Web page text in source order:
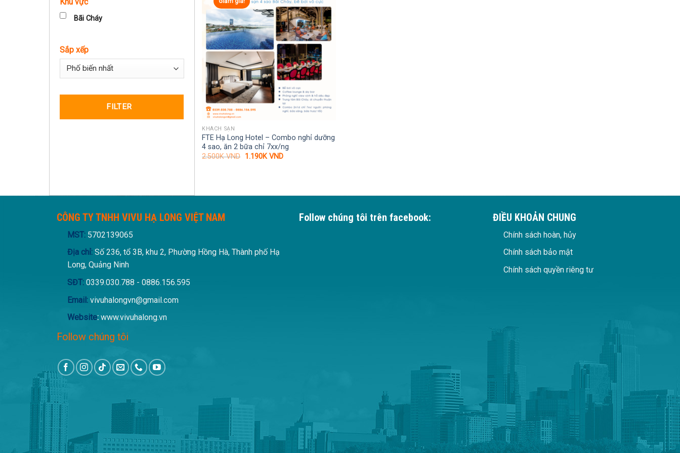
Bãi Cháy
Sắp xếp
Sort Products
FILTER
KHÁCH SẠN
FTE Hạ Long Hotel – Combo nghỉ dưỡng
4 sao, ăn 2 bữa chỉ 7xx/ng
2.500KVND Giá
1.190KVNDGiá
CÔNG TY TNHH VIVU HẠ LONG VIỆT NAM
MST: 5702139065
Địa chỉ:Số 236, tổ 3B, khu 2, Phường Hồng Hà, Thành phố Hạ
Long, Quảng Ninh
SĐT:0339.030.788 - 0886.156.595
Email:vivuhalongvn@gmail.com
Website:www.vivuhalong.vn
Follow chúng tôi
Follow chúng tôi trên facebook: ĐIỀU KHOẢN CHUNG
Chính sách hoàn, hủy
Chính sách bảo mật
Chính sách quyền riêng tư